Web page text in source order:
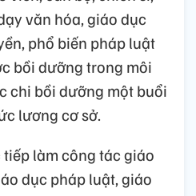
văn hóa, giáo dục
phổ biến pháp luật
bồi dưỡng trong môi
chi bồi dưỡng một buổi
lương cơ sở.
làm công tác giáo
dục pháp luật, giáo